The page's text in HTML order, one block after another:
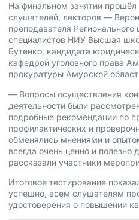
На финальном занятии прошёл
слушателей, лекторов —
преподавателя Регионального
специалистов НИУ Высшая
Бутенко, кандидата
кафедрой уголовного права
прокуратуры Амурской
— Вопросы осуществления
деятельности были
подробные рекомендации по
профилактических и
обменялись мнениями и
всегда очень ценно и
рассказали участники
Итоговое тестирование
успешно, всем слушателям
удостоверения о повышении